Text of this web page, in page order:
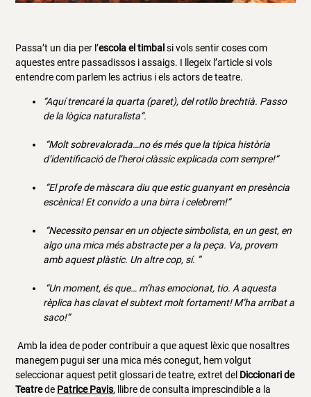
Passa’t un dia per l’escola el timbal si vols sentir coses com
aquestes entre passadissos i assaigs. I llegeix l’article si vols
entendre com parlem les actrius i els actors de teatre.
“Aquí trencaré la quarta (paret), del rotllo brechtià. Passo
de la lògica naturalista”.
“Molt sobrevalorada…no és més que la típica història
d’identificació de l’heroi clàssic explicada com sempre!”
“El profe de màscara diu que estic guanyant en presència
escènica! Et convido a una birra i celebrem!”
“Necessito pensar en un objecte simbolista, en un gest, en
algo una mica més abstracte per a la peça. Va, provem
amb aquest plàstic. Un altre cop, sí. ”
“Un moment, és que… m’has emocionat, tio. A aquesta
rèplica has clavat el subtext molt fortament! M’ha arribat a
saco!”
Amb la idea de poder contribuir a que aquest lèxic que nosaltres
manegem pugui ser una mica més conegut, hem volgut
seleccionar aquest petit glossari de teatre, extret del Diccionari de
Teatrede Patrice Pavis, llibre de consulta imprescindible a la